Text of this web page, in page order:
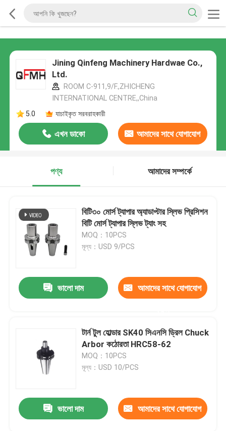
Jining Qinfeng Machinery Hardwae Co.,
Ltd.
ROOM C-911,9/F.,ZHICHENG
INTERNATIONAL CENTRE,,China
5.0
যাচাইকৃত সরবরাহকারী
এখন ডাকো আমাদের সাথে যোগাযোগ
পণ্য
আমাদের সম্পর্কে
বিটি৩০ মোর্স ট্যাপার অ্যাডাপ্টার স্লিভ প্রিসিশন
বিটি মোর্স ট্যাপার স্লিভ ট্যাং সহ
MOQ：10PCS
মূল্য：USD 9/PCS
ভালো দাম আমাদের সাথে যোগাযোগ
টার্ন টুল হোল্ডার SK40 সিএনসি ড্রিল Chuck
Arbor কঠোরতা HRC58-62
MOQ：10PCS
মূল্য：USD 10/PCS
ভালো দাম আমাদের সাথে যোগাযোগ